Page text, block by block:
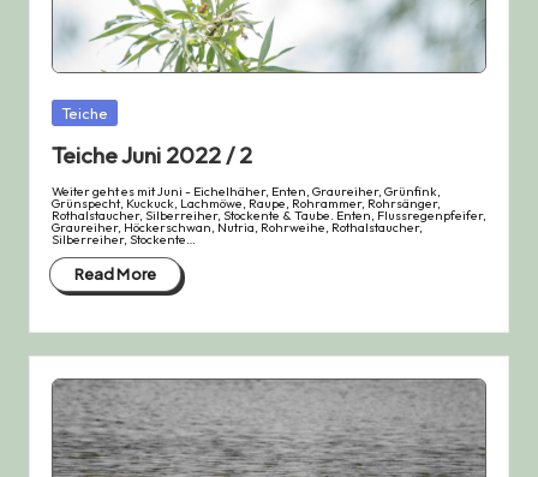
Posted
in Teiche
Teiche Juni 2022 / 2
Weiter geht es mit Juni - Eichelhäher, Enten, Graureiher, Grünfink,
Grünspecht, Kuckuck, Lachmöwe, Raupe, Rohrammer, Rohrsänger,
Rothalstaucher, Silberreiher, Stockente & Taube. Enten, Flussregenpfeifer,
Graureiher, Höckerschwan, Nutria, Rohrweihe, Rothalstaucher,
Silberreiher, Stockente…
Read More